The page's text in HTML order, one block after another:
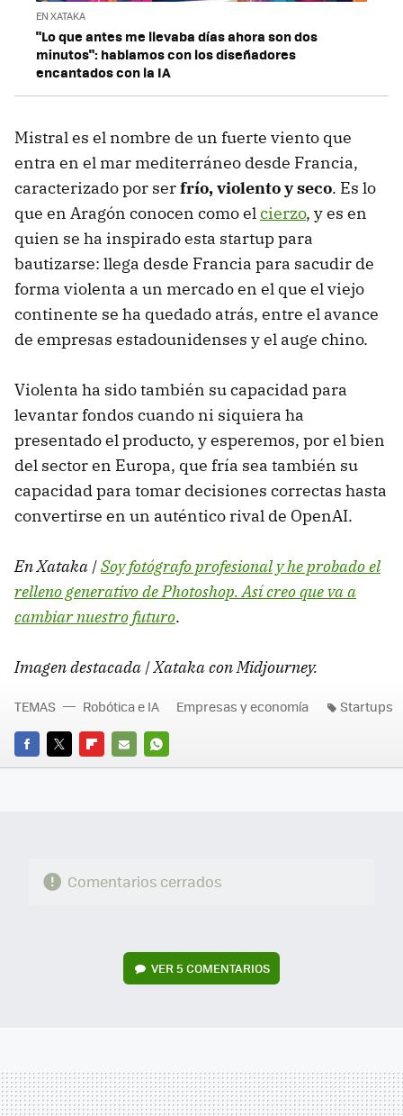
EN XATAKA
"Lo que antes me llevaba días ahora son dos
minutos": hablamos con los diseñadores
encantados con la IA
Mistral es el nombre de un fuerte viento que
entra en el mar mediterráneo desde Francia,
caracterizado por serfrío, violento y seco. Es lo
que en Aragón conocen como elcierzo, y es en
quien se ha inspirado esta startup para
bautizarse: llega desde Francia para sacudir de
forma violenta a un mercado en el que el viejo
continente se ha quedado atrás, entre el avance
de empresas estadounidenses y el auge chino.
Violenta ha sido también su capacidad para
levantar fondos cuando ni siquiera ha
presentado el producto, y esperemos, por el bien
del sector en Europa, que fría sea también su
capacidad para tomar decisiones correctas hasta
convertirse en un auténtico rival de OpenAI.
En Xataka |Soy fotógrafo profesional y he probado el
relleno generativo de Photoshop. Así creo que va a
cambiar nuestro futuro.
Imagen destacada | Xataka con Midjourney.
FACEBOOK
TWITTERFLIPBOARD
E-
WHATSAPP
TEMAS Robótica e IA Empresas y economía Startups
Comentarios cerrados
VER5 COMENTARIOS